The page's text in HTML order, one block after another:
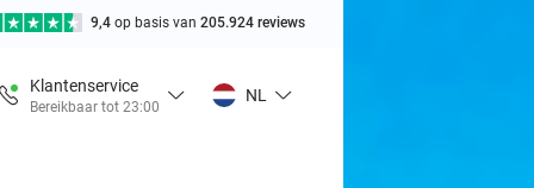
9,4 op basis van 205.924 reviews
Klantenservice
Bereikbaar tot 23:00
NL